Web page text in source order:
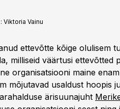
Viktoria Vainu
ettevõtte kõige olulisem
milliseid väärtusi ettevõtted
organisatsiooni maine
mõjutavad usaldust hoopis
ärisuunajuht